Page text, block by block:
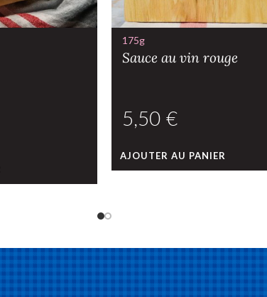
175g
Sauce au vin rouge
€
AJOUTER AU PANIER